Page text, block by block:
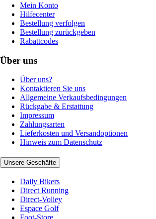
Mein Konto
Hilfecenter
Bestellung verfolgen
Bestellung zurückgeben
Rabattcodes
Über uns
Über uns?
Kontaktieren Sie uns
Allgemeine Verkaufsbedingungen
Rückgabe & Erstattung
Impressum
Zahlungsarten
Lieferkosten und Versandoptionen
Hinweis zum Datenschutz
Unsere Geschäfte
Daily Bikers
Direct Running
Direct-Volley
Espace Golf
Foot-Store